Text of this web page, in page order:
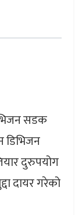
सडक
डिभिजन
दुरुपयोग
दायर गरेको